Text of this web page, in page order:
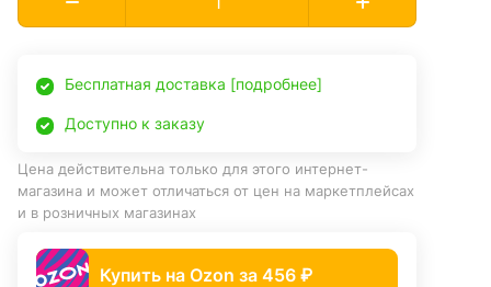
Бесплатная доставка [подробнее]
Доступно к заказу
Цена действительна только для этого интернет-
магазина и может отличаться от цен на маркетплейсах
и в розничных магазинах
Купить на Ozon за 456 ₽